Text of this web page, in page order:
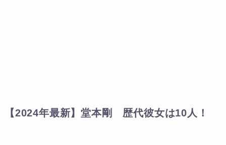
【2024年最新】堂本剛 歴代彼女は10人！